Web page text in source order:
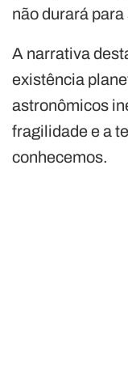
não durará para
A narrativa
existência
astronômicos
fragilidade e a
conhecemos.